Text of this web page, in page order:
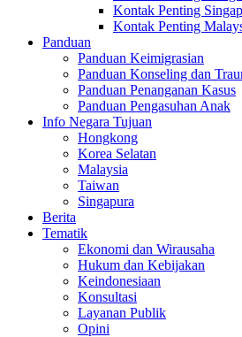
Kontak Penting
Kontak Penting
Panduan
Panduan Keimigrasian
Panduan Konseling dan
Panduan Penanganan Kasus
Panduan Pengasuhan Anak
Info Negara Tujuan
Hongkong
Korea Selatan
Malaysia
Taiwan
Singapura
Berita
Tematik
Ekonomi dan Wirausaha
Hukum dan Kebijakan
Keindonesiaan
Konsultasi
Layanan Publik
Opini